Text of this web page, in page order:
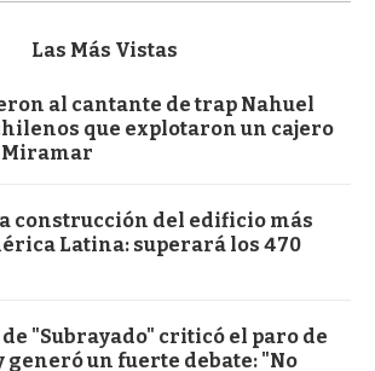
Las Más Vistas
al cantante de trap Nahuel
que explotaron un cajero
Miramar
construcción del edificio más
Latina: superará los 470
"Subrayado" criticó el paro de
generó un fuerte debate: "No